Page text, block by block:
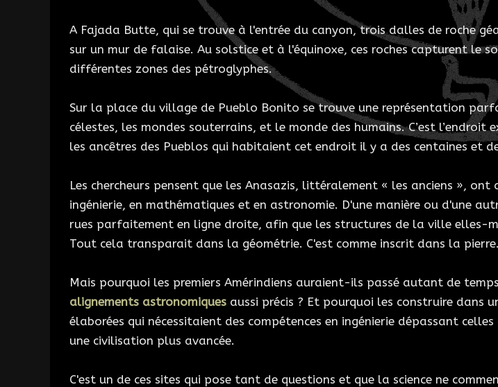
A Fajada Butte, qui se trouve à l'entrée du canyon, trois dalles de roche
sur un mur de falaise. Au solstice et à l'équinoxe, ces roches capturent le
différentes zones des pétroglyphes.
Sur la place du village de Pueblo Bonito se trouve une représentation
célestes, les mondes souterrains, et le monde des humains. C’est
les ancêtres des Pueblos qui habitaient cet endroit il y a des centaines et
Les chercheurs pensent que les Anasazis, littéralement « les anciens »,
ingénierie, en mathématiques et en astronomie. D'une manière ou d'une
rues parfaitement en ligne droite, afin que les structures de la ville elles-
Tout cela transparait dans la géométrie. C'est comme inscrit dans la pierre.
Mais pourquoi les premiers Amérindiens auraient-ils passé autant de
alignements astronomiques aussi précis ? Et pourquoi les construire dans
élaborées qui nécessitaient des compétences en ingénierie dépassant
une civilisation plus avancée.
C'est un de ces sites qui pose tant de questions et que la science ne